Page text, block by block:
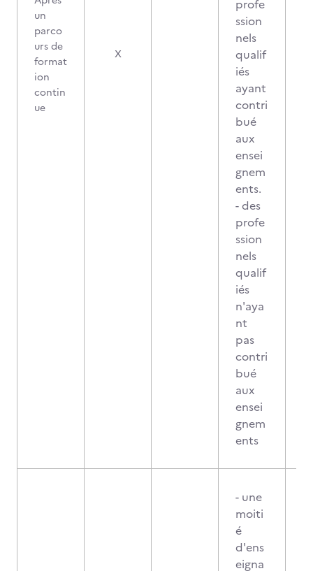
un
parco
urs de
format
ion
contin
ue
X
profe
ssion
nels
qualif
iés
ayant
contri
bué
aux
ensei
gnem
ents.
- des
profe
ssion
nels
qualif
iés
n'aya
nt
pas
contri
bué
aux
ensei
gnem
ents
- une
moiti
é
d'ens
eigna